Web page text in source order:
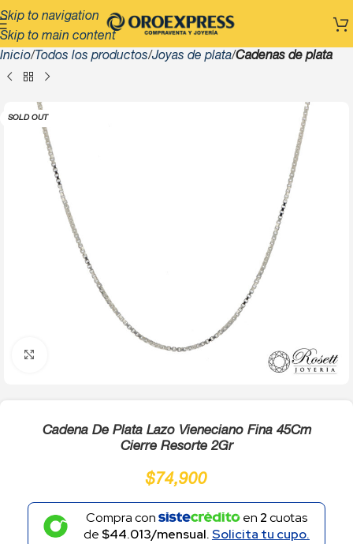
Skip to navigation
Skip to main content
Inicio Todos los productos Joyas de plata Cadenas de plata
SOLD OUT
Cadena De Plata Lazo Vieneciano Fina 45Cm
Cierre Resorte 2Gr
$74,900
Compra con en 2cuotas
de $44.013/mensual.Solicita tu cupo.